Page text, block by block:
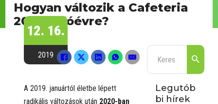
Hogyan változik a Cafeteria
2020. adóévre?
12. 16.
2019
A 2019. januártól életbe lépett
radikális változások után 2020-ban
Keresés
Legutób
bi hírek